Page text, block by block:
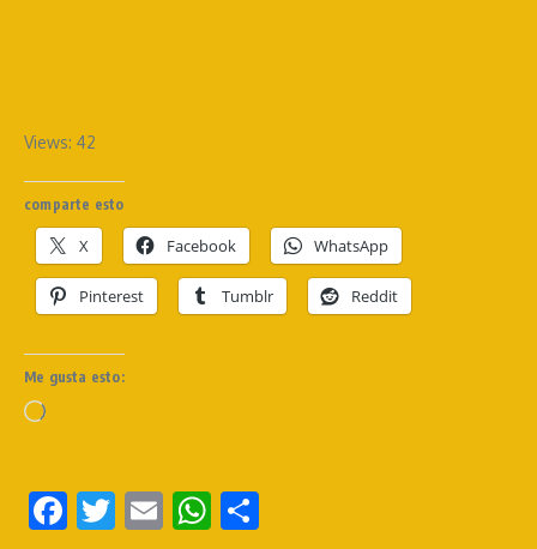
Views: 42
comparte esto
X Facebook WhatsApp
Pinterest Tumblr Reddit
Me gusta esto:
Facebook
Twitter
EmailWhatsApp